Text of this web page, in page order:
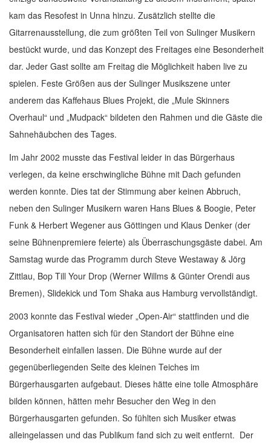
kam das Resofest in Unna hinzu. Zusätzlich stellte die
Gitarrenausstellung, die zum größten Teil von Sulinger Musikern
bestückt wurde, und das Konzept des Freitages eine Besonderheit
dar. Jeder Gast sollte am Freitag die Möglichkeit haben live zu
spielen. Feste Größen aus der Sulinger Musikszene unter
anderem das Kaffehaus Blues Projekt, die „Mule Skinners
Overhaul“ und „Mudpack“ bildeten den Rahmen und die Gäste die
Sahnehäubchen des Tages.
Im Jahr 2002 musste das Festival leider in das Bürgerhaus
verlegen, da keine erschwingliche Bühne mit Dach gefunden
werden konnte. Dies tat der Stimmung aber keinen Abbruch,
neben den Sulinger Musikern waren Hans Blues & Boogie, Peter
Funk & Herbert Wegener aus Göttingen und Klaus Denker (der
seine Bühnenpremiere feierte) als Überraschungsgäste dabei. Am
Samstag wurde das Programm durch Steve Westaway & Jörg
Zittlau, Bop Till Your Drop (Werner Willms & Günter Orendi aus
Bremen), Slidekick und Tom Shaka aus Hamburg vervollständigt.
2003 konnte das Festival wieder „Open-Air“ stattfinden und die
Organisatoren hatten sich für den Standort der Bühne eine
Besonderheit einfallen lassen. Die Bühne wurde auf der
gegenüberliegenden Seite des kleinen Teiches im
Bürgerhausgarten aufgebaut. Dieses hätte eine tolle Atmosphäre
bilden können, hätten mehr Besucher den Weg in den
Bürgerhausgarten gefunden. So fühlten sich Musiker etwas
alleingelassen und das Publikum fand sich zu weit entfernt. Der